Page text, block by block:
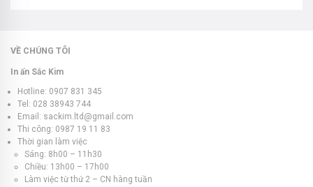
VỀ CHÚNG TÔI
In ấn Sắc Kim
Hotline: 0907 831 345
Tel: 028 38943 744
Email: sackim.ltd@gmail.com
Thi công: 0987 19 11 83
Thời gian làm việc
Sáng: 8h00 – 11h30
Chiều: 13h00 – 17h00
Làm việc từ thứ 2 – CN hàng tuần